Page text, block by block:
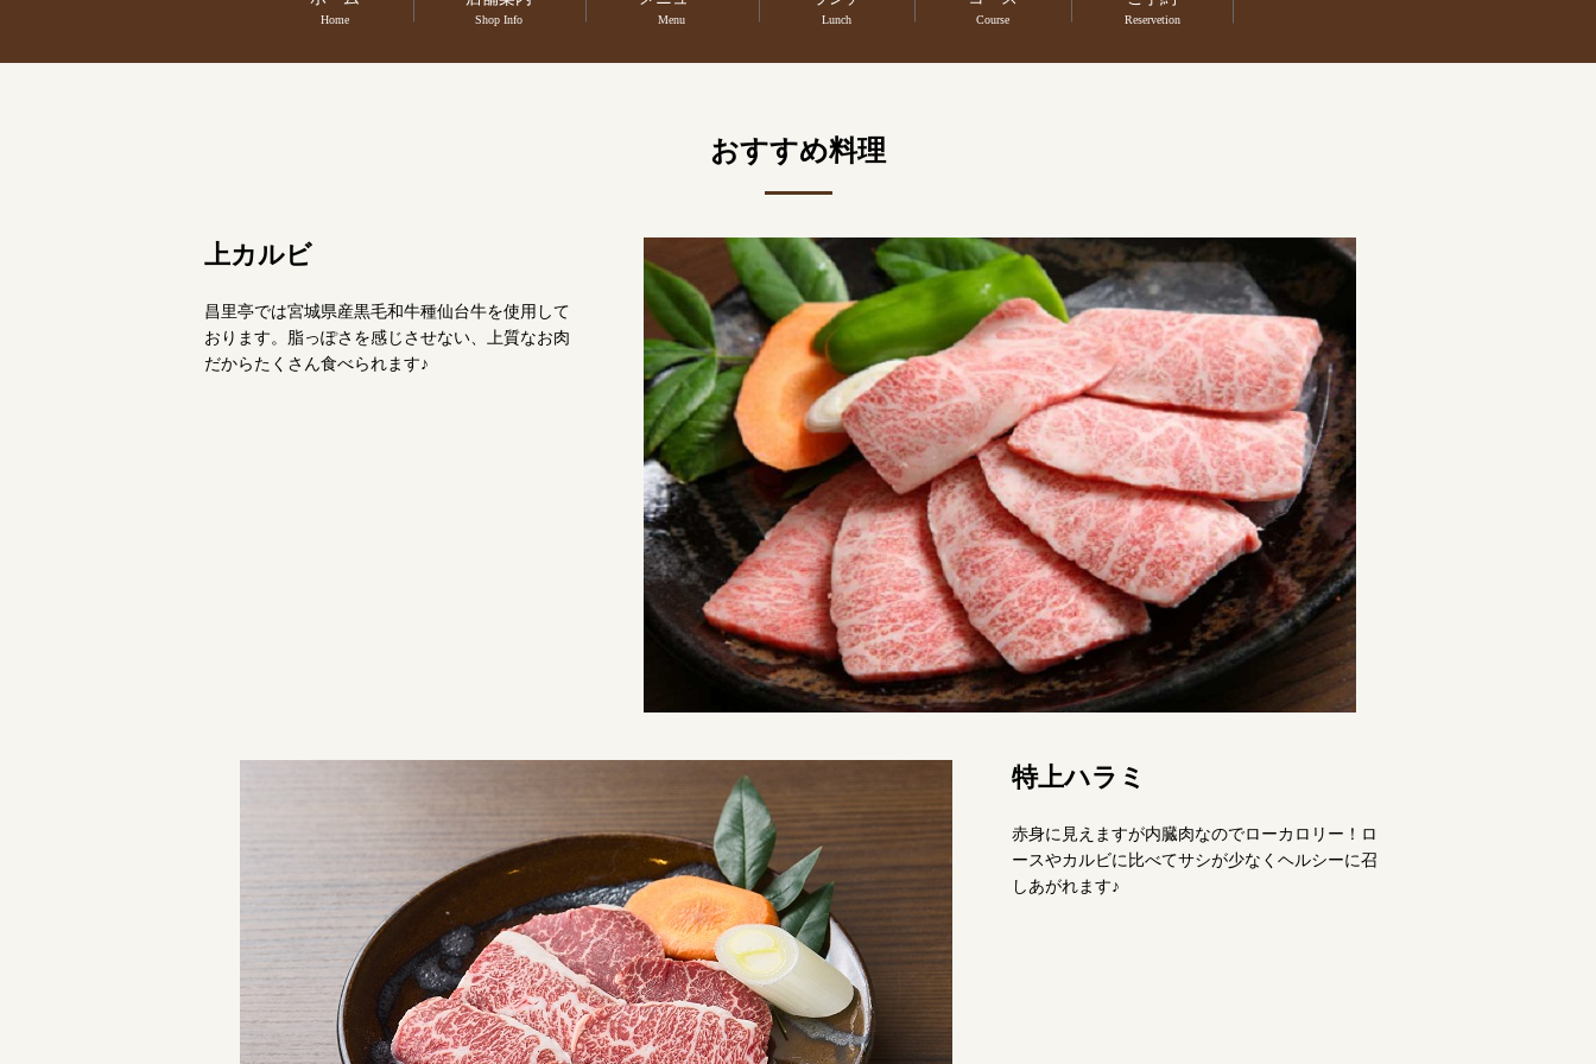
Home Shop Info Menu Lunch Course Reservetion
おすすめ料理
上カルビ
昌里亭では宮城県産黒毛和牛種仙台牛を使用して
おります。脂っぽさを感じさせない、上質なお肉
だからたくさん食べられます♪
特上ハラミ
赤身に見えますが内臓肉なのでローカロリー！ロ
ースやカルビに比べてサシが少なくヘルシーに召
しあがれます♪